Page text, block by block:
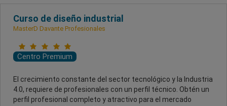
Curso de diseño industrial
MasterD Davante Profesionales
Centro Premium
El crecimiento constante del sector tecnológico y la Industria
4.0, requiere de profesionales con un perfil técnico. Obtén un
perfil profesional completo y atractivo para el mercado